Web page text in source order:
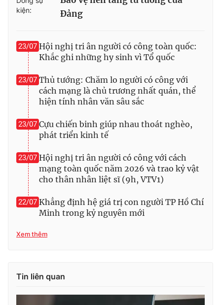
kiện:
Đảng
23/07 Hội nghị tri ân người có công toàn quốc:
Khắc ghi những hy sinh vì Tổ quốc
23/07 Thủ tướng: Chăm lo người có công với
cách mạng là chủ trương nhất quán, thể
hiện tính nhân văn sâu sắc
23/07 Cựu chiến binh giúp nhau thoát nghèo,
phát triển kinh tế
23/07 Hội nghị tri ân người có công với cách
mạng toàn quốc năm 2026 và trao kỷ vật
cho thân nhân liệt sĩ (9h, VTV1)
22/07 Khẳng định hệ giá trị con người TP Hồ Chí
Minh trong kỷ nguyên mới
Xem thêm
Tin liên quan